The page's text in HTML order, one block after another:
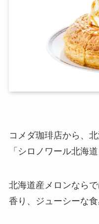
コメダ珈琲店から、
「シロノワール北海
北海道産メロンなら
香り、ジューシーな